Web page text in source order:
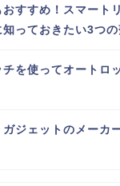
すすめ！スマート
っておきたい3つ
を使ってオートロ
ジェットのメーカ